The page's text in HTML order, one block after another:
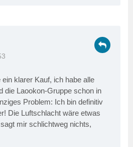
klarer Kauf, ich habe alle
die Laookon-Gruppe schon in
Problem: Ich bin definitiv
Die Luftschlacht wäre etwas
mir schlichtweg nichts,